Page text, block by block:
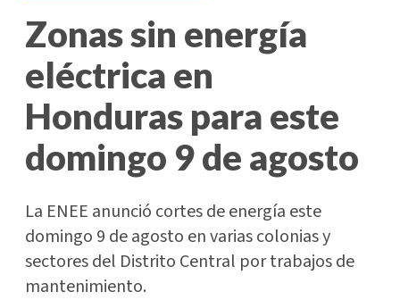
Zonas sin energía
eléctrica en
Honduras para este
domingo 9 de agosto
La ENEE anunció cortes de energía este
domingo 9 de agosto en varias colonias y
sectores del Distrito Central por trabajos de
mantenimiento.